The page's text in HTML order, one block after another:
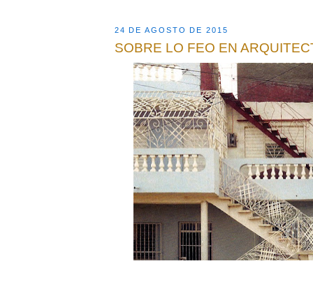
24 DE AGOSTO DE 2015
SOBRE LO FEO EN